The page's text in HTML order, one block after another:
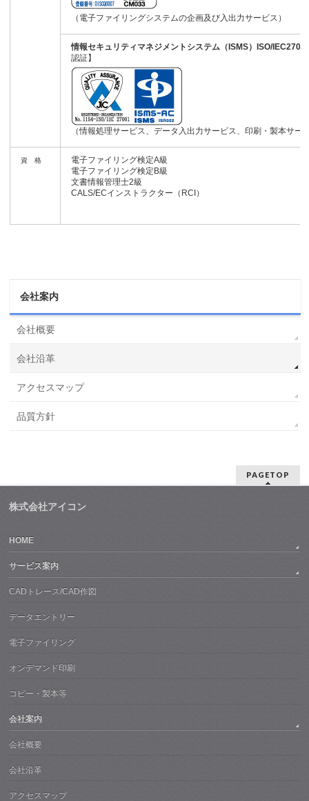
（電子ファイリングシステムの企画及び入出力サービス）
情報セキュリティマネジメントシステム（ISMS）ISO/
認証】
（情報処理サービス、データ入出力サービス、印刷・製本サー
資 格
電子ファイリング検定A級
電子ファイリング検定B級
文書情報管理士2級
CALS/ECインストラクター（RCI）
会社案内
会社概要
会社沿革
アクセスマップ
品質方針
PAGETOP
株式会社アイコン
HOME
サービス案内
CADトレース/CAD作図
データエントリー
電子ファイリング
オンデマンド印刷
コピー・製本等
会社案内
会社概要
会社沿革
アクセスマップ